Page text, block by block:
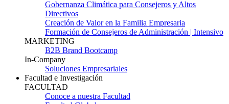
Gobernanza Climática para Consejeros y Altos
Directivos
Creación de Valor en la Familia Empresaria
Formación de Consejeros de Administración | Intensivo
MARKETING
B2B Brand Bootcamp
In-Company
Soluciones Empresariales
Facultad e Investigación
FACULTAD
Conoce a nuestra Facultad